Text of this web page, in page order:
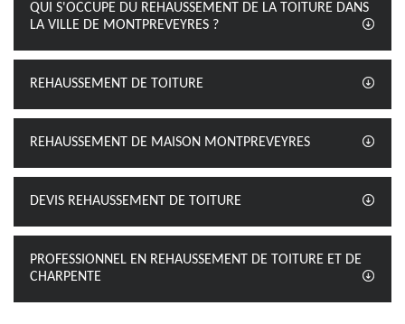
QUI S'OCCUPE DU REHAUSSEMENT DE LA TOITURE DANS
LA VILLE DE MONTPREVEYRES ?
REHAUSSEMENT DE TOITURE
REHAUSSEMENT DE MAISON MONTPREVEYRES
DEVIS REHAUSSEMENT DE TOITURE
PROFESSIONNEL EN REHAUSSEMENT DE TOITURE ET DE
CHARPENTE